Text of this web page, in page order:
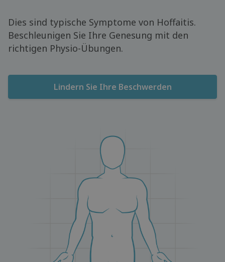
Dies sind typische Symptome von Hoffaitis.
Beschleunigen Sie Ihre Genesung mit den
richtigen Physio-Übungen.
Lindern Sie Ihre Beschwerden